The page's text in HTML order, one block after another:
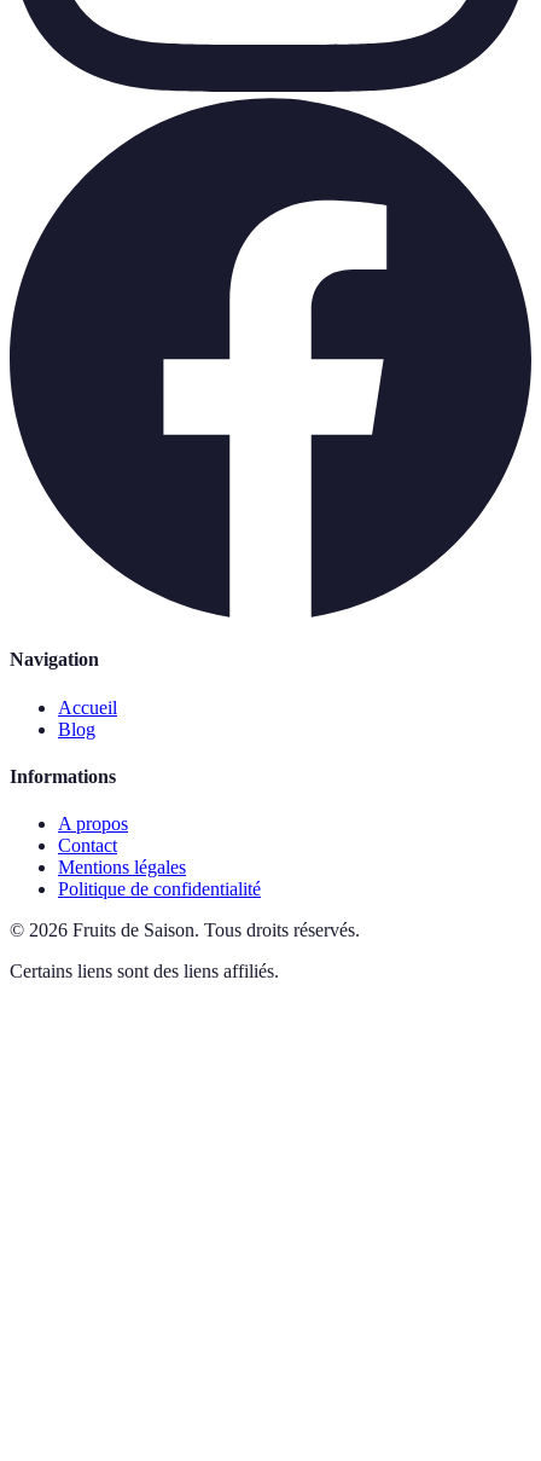
Navigation
Accueil
Blog
Informations
A propos
Contact
Mentions légales
Politique de confidentialité
© 2026 Fruits de Saison. Tous droits réservés.
Certains liens sont des liens affiliés.